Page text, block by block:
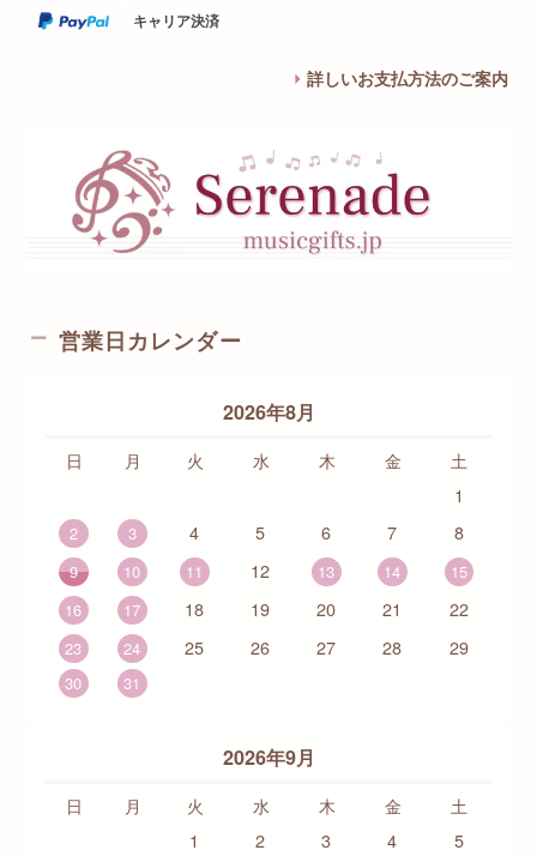
キャリア決済
詳しいお支払方法のご案内
営業日カレンダー
2026年8月
日 月 火 水 木 金
土
1
2 3 4 5 6 7 8
9 10 11 12 13 14
15
16
17 18 19 20 21 22
23 24 25 26 27 28 29
30 31
2026年9月
日 月 火 水 木 金
土
1
2 3 4 5